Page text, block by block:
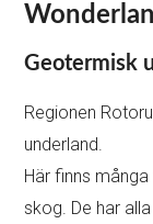
Geotermisk
Regionen
underland.
Här finns
skog. De har